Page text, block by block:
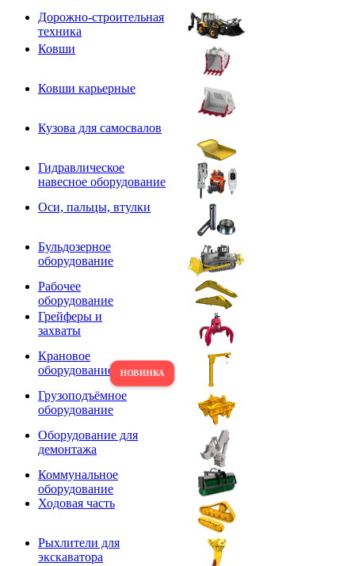
Дорожно-строительная
техника
Ковши
Ковши карьерные
Кузова для самосвалов
Гидравлическое
навесное оборудование
Оси, пальцы, втулки
Бульдозерное
оборудование
Рабочее
оборудование
Грейферы и
захваты
Крановое
оборудование
Грузоподъёмное
оборудование
Оборудование для
демонтажа
Коммунальное
оборудование
Ходовая часть
Рыхлители для
экскаватора